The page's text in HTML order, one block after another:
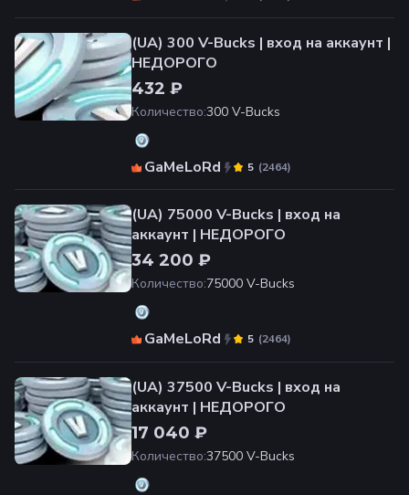
(UA) 300 V-Bucks | вход на аккаунт |
НЕДОРОГО
432 ₽
Количество:300 V-Bucks
GaMeLoRd (2464)
5
(UA) 75000 V-Bucks | вход на
аккаунт | НЕДОРОГО
34 200 ₽
Количество:75000 V-Bucks
GaMeLoRd (2464)
5
(UA) 37500 V-Bucks | вход на
аккаунт | НЕДОРОГО
17 040 ₽
Количество:37500 V-Bucks